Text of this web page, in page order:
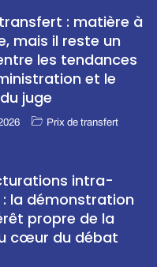
: matière à
mais il reste un
les tendances
et le
juge
Prix de transfert
intra-
la démonstration
propre de la
cœur du débat